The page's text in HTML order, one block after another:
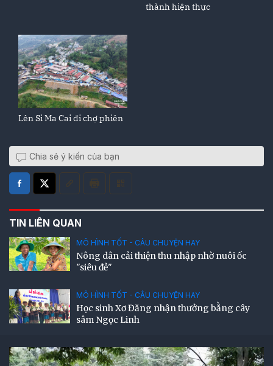
thành hiện thực
Lên Si Ma Cai đi chợ phiên
Chia sẻ ý kiến của bạn
TIN LIÊN QUAN
MÔ HÌNH TỐT - CÂU CHUYỆN HAY
Nông dân cải thiện thu nhập nhờ nuôi ốc
"siêu đẻ"
MÔ HÌNH TỐT - CÂU CHUYỆN HAY
Học sinh Xơ Đăng nhận thưởng bằng cây
sâm Ngọc Linh